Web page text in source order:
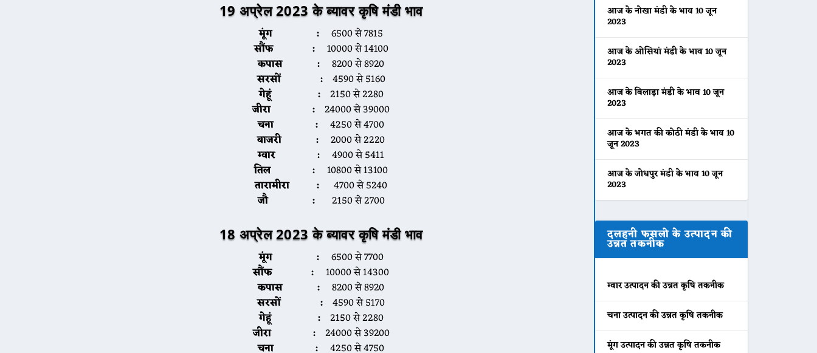
19 अप्रेल 2023 के ब्यावर कृषि मंडी भाव
मूंग :
6500 से 7815
सौंफ : 10000 से 14100
कपास :
8200 से 8920
सरसों : 4590 से 5160
गेहूं : 2150 से 2280
जीरा :24000 से 39000
चना :4250 से 4700
बाजरी :
2000 से 2220
ग्वार :
4900 से 5411
तिल :
10800 से 13100
तारामीरा :
4700 से 5240
जौ :
2150 से 2700
18 अप्रेल 2023 के ब्यावर कृषि मंडी भाव
मूंग :
6500 से 7700
सौंफ :10000 से 14300
कपास :
8200 से 8920
सरसों : 4590 से 5170
गेहूं : 2150 से 2280
जीरा : 24000 से 39200
चना :4250 से 4750
आज के नोखा मंडी के भाव 10 जून
2023
आज के ओसियां मंडी के भाव 10 जून
2023
आज के बिलाड़ा मंडी के भाव 10 जून
2023
आज के भगत की कोठी मंडी के भाव 10
जून 2023
आज के जोधपुर मंडी के भाव 10 जून
2023
दलहनी फसलो के उत्पादन की
उन्नत तकनीक
ग्वार उत्पादन की उन्नत कृषि तकनीक
चना उत्पादन की उन्नत कृषि तकनीक
मूंग उत्पादन की उन्नत कृषि तकनीक